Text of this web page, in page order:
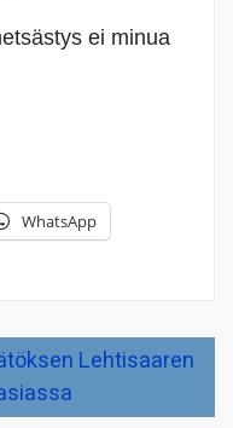
ei minua
WhatsApp
Lehtisaaren